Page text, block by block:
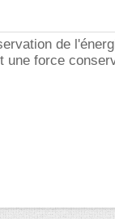
de
force